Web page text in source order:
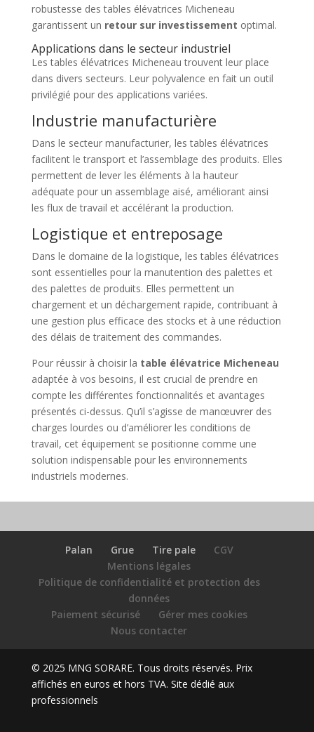
robustesse des tables élévatrices Micheneau
garantissent un retour sur investissement optimal.
Applications dans le secteur industriel
Les tables élévatrices Micheneau trouvent leur place
dans divers secteurs. Leur polyvalence en fait un outil
privilégié pour des applications variées.
Industrie manufacturière
Dans le secteur manufacturier, les tables élévatrices
facilitent le transport et l’assemblage des produits. Elles
permettent de lever les éléments à la hauteur
adéquate pour un assemblage aisé, améliorant ainsi
les flux de travail et accélérant la production.
Logistique et entreposage
Dans le domaine de la logistique, les tables élévatrices
sont essentielles pour la manutention des palettes et
des palettes de produits. Elles permettent un
chargement et un déchargement rapide, contribuant à
une gestion plus efficace des stocks et à une réduction
des délais de traitement des commandes.
Pour réussir à choisir la table élévatrice Micheneau
adaptée à vos besoins, il est crucial de prendre en
compte les différentes fonctionnalités et avantages
présentés ci-dessus. Qu’il s’agisse de manœuvrer des
charges lourdes ou d’améliorer les conditions de
travail, cet équipement se positionne comme une
solution indispensable pour les environnements
industriels modernes.
Palan Grue Tire pale
CGV
Mentions légales
Politique de confidentialité et protection des
données
Paiement sécurisé
Gérer mes cookies
Nous contacter
© 2025 MNG SORARE. Tous droits réservés. Prix
affichés en euros et hors TVA. Site dédié aux
professionnels